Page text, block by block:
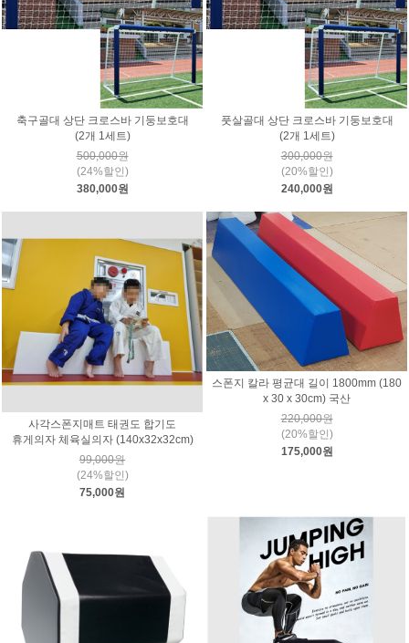
축구골대 상단 크로스바 기둥보호대
(2개 1세트)
500,000원
(24%할인)
380,000원
풋살골대 상단 크로스바 기둥보호대
(2개 1세트)
300,000원
(20%할인)
240,000원
사각스폰지매트 태권도 합기도
휴게의자 체육실의자 (140x32x32cm)
99,000원
(24%할인)
75,000원
스폰지 칼라 평균대 길이 1800mm (180
x 30 x 30cm) 국산
220,000원
(20%할인)
175,000원